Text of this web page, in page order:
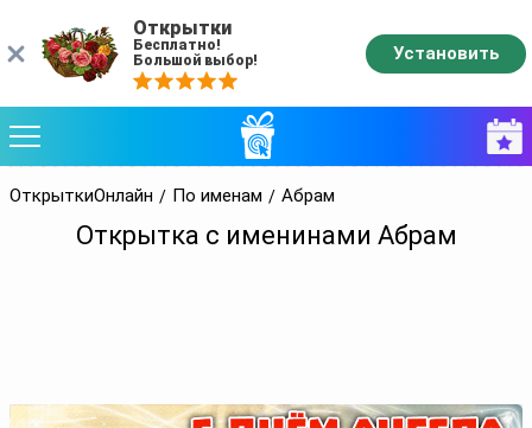
ОткрыткиОнлайн По именам Абрам
Открытка с именинами Абрам
Открытки
Бесплатно!
Большой выбор!
Установить